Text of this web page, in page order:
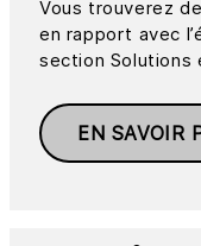
Vous trouverez
en rapport avec
section Solutions
EN SAVOIR